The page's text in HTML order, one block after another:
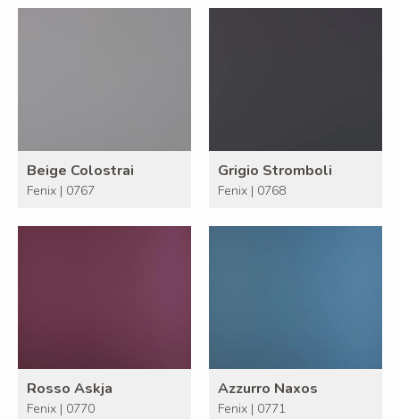
Beige Colostrai
Fenix | 0767
Grigio Stromboli
Fenix | 0768
Rosso Askja
Fenix | 0770
Azzurro Naxos
Fenix | 0771